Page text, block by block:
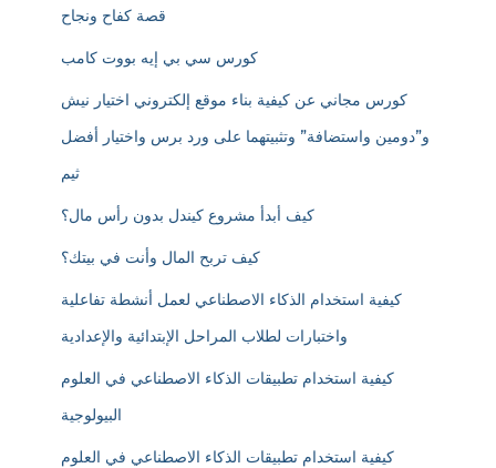
قصة كفاح ونجاح
كورس سي بي إيه بووت كامب
كورس مجاني عن كيفية بناء موقع إلكتروني اختيار نيش
و”دومين واستضافة” وتثبيتهما على ورد برس واختيار أفضل
ثيم
كيف أبدأ مشروع كيندل بدون رأس مال؟
كيف تربح المال وأنت في بيتك؟
كيفية استخدام الذكاء الاصطناعي لعمل أنشطة تفاعلية
واختبارات لطلاب المراحل الإبتدائية والإعدادية
كيفية استخدام تطبيقات الذكاء الاصطناعي في العلوم
كيفية استخدام تطبيقات الذكاء الاصطناعي في العلوم